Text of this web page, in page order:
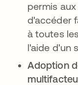
permis
d'accéder
à toutes
l'aide d'un
Adoption